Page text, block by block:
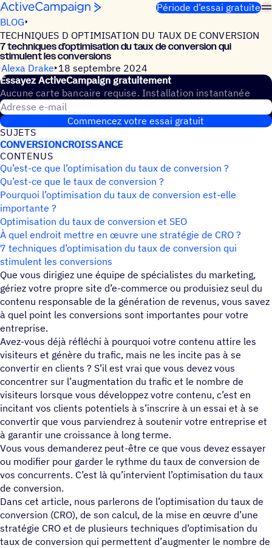
Passer au contenu
Période d’essai gratuite
BLOG
TECHNIQUES D OPTIMISATION DU TAUX DE CONVERSION
7 tech­niques d’optimisation du taux de conver­sion qui
stimulent les conversions
Alexa Drake 18 septembre 2024
Essayez ActiveCampaign gratuitement
Aucune carte bancaire requise. Installation instantanée
Adresse e-mail
Commencez votre essai gratuit
SUJETS
CONVERSIONCROISSANCE
CONTE­NUS
Qu’est-ce que l’optimisation du taux de conversion ?
Qu’est-ce que le taux de conversion ?
Pourquoi l’optimisation du taux de conversion est-elle
importante ?
Optimisation du taux de conversion et SEO
À quel endroit mettre en œuvre une stratégie de CRO ?
7 techniques d’optimisation du taux de conversion qui
stimulent les conversions
Que vous dirigiez une équipe de spécialistes du marketing,
gériez votre propre site d’e-commerce ou produisiez seul du
contenu responsable de la génération de revenus, vous savez
à quel point les conversions sont importantes pour votre
entreprise.
Avez-vous déjà réfléchi à pourquoi votre contenu attire les
visiteurs et génère du trafic, mais ne les incite pas à se
convertir en clients ? S’il est vrai que vous devez vous
concentrer sur l’augmentation du trafic et le nombre de
visiteurs lorsque vous développez votre contenu, c’est en
incitant vos clients potentiels à s’inscrire à un essai et à se
convertir que vous parviendrez à soutenir votre entreprise et
à garantir une croissance à long terme.
Vous vous demanderez peut-être ce que vous devez essayer
ou modifier pour garder le rythme du taux de conversion de
vos concurrents. C’est là qu’intervient l’optimisation du taux
de conversion.
Dans cet article, nous parlerons de l’optimisation du taux de
conversion (CRO), de son calcul, de la mise en œuvre d’une
stratégie CRO et de plusieurs techniques d’optimisation du
taux de conversion qui permettent d’augmenter le nombre de